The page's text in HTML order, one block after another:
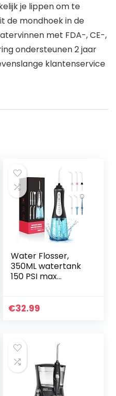
je lippen om te
de mondhoek in de
met FDA-, CE-,
ondersteunen 2 jaar
klantenservice
Water Flosser,
350ML watertank
150 PSI max
modi, 6 sproeiers,
€32.99